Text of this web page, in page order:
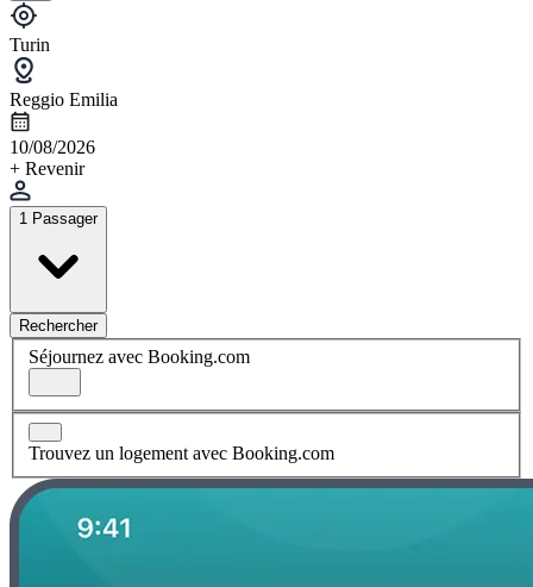
Turin
Reggio Emilia
10/08/2026
+ Revenir
1 Passager
Rechercher
Séjournez avec Booking.com
Trouvez un logement avec Booking.com